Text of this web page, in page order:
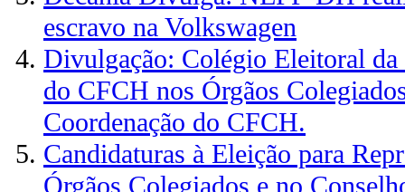
escravo na Volkswagen
Divulgação: Colégio Eleitoral da
do CFCH nos Órgãos
Coordenação do CFCH.
Candidaturas à Eleição para
Órgãos Colegiados e no